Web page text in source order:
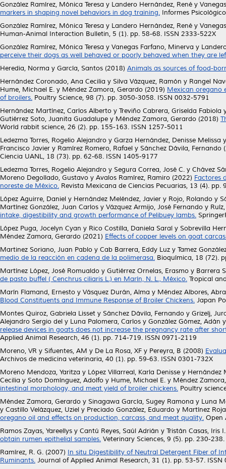
González Ramírez, Mónica Teresa y Landero Hernández, René y
markers in shaping novel behaviors in dog training. Informes
González Ramírez, Mónica Teresa y Landero Hernández, René y
Human-Animal Interaction Bulletin, 5 (1). pp. 58-68. ISSN 2333-522X
González Ramírez, Mónica Teresa y Vanegas Farfano, Minerva y
perceive their dogs as well behaved or poorly behaved when they are
Heredia, Norma y García, Santos (2018) Animals as sources of food-
Hernández Coronado, Ana Cecilia y Silva Vázquez, Ramón y Rangel
Hume, Michael E. y Méndez Zamora, Gerardo (2019) Mexican oregano
of broilers. Poultry Science, 98 (7). pp. 3050-3058. ISSN 0032-5791
Hernández Martínez, Carlos Alberto y Treviño Cabrera, Griselda Fabiola
Gutiérrez Soto, Juanita Guadalupe y Méndez Zamora, Gerardo (2018)
World rabbit science, 26 (2). pp. 155-163. ISSN 1257-5011
Ledezma Torres, Rogelio Alejandro y Garza Hernández, Denisse Melissa
Francisco Javier y Ramírez Romero, Rafael y Sánchez Dávila, Fernando
Ciencia UANL, 18 (73). pp. 62-68. ISSN 1405-9177
Ledezma Torres, Rogelio Alejandro y Segura Correa, José C. y Chávez
Moreno Degollado, Gustavo y Avalos Ramírez, Ramiro (2022) Factores
noreste de México. Revista Mexicana de Ciencias Pecuarias, 13 (4).
López Aguirre, Daniel y Hernández Meléndez, Javier y Rojo, Rolando y
Martínez González, Juan Carlos y Vázquez Armijo, José Fernando y
intake, digestibility and growth performance of Pelibuey lambs.
López Puga, Jocelyn Cyan y Rico Costilla, Daniela Saraí y Sobrevilla
Méndez Zamora, Gerardo (2021) Effects of copper levels on goat
Martinez Soriano, Juan Pablo y Cab Barrera, Eddy Luz y Tamez
medio de la reacción en cadena de la polimerasa. Bioquímica, 18 (72).
Martínez López, José Romualdo y Gutiérrez Ornelas, Erasmo y Barrera
de pasto buffel ( Cenchrus ciliaris L.) en Marín, N. L., México. Tropical
Marín Flamand, Ernesto y Vásquez Durán, Alma y Méndez Albores,
Blood Constituents and Immune Response of Broiler Chickens. Japan
Montes Quiroz, Gabriela Lisset y Sánchez Dávila, Fernando y Grizelj,
Alejandro Sergio del y Luna Palomera, Carlos y González Gómez, Adán
release devices in goats does not increase the pregnancy rate after
Applied Animal Research, 46 (1). pp. 714-719. ISSN 0971-2119
Moreno, VR y Sifuentes, AM y De La Rosa, XF y Pereyra, B (2008)
Archivos de medicina veterinaria, 40 (1). pp. 59-63. ISSN 0301-732X
Moreno Mendoza, Yaritza y López Villarreal, Karla Denisse y Hernández
Cecilia y Soto Domínguez, Adolfo y Hume, Michael E. y Méndez
intestinal morphology, and meat yield of broiler chickens. Poultry
Méndez Zamora, Gerardo y Sinagawa García, Sugey Ramona y Luna
y Castillo Velázquez, Uziel y Preciado González, Eduardo y Martínez
oregano oil and effects on production, carcass, and meat quality. Open
Ramos Zayas, Yareellys y Cantú Reyes, Saúl Adrián y Tristán Casas, Iris I.
obtain rumen epithelial samples. Veterinary Sciences, 9 (5). pp. 230-
Ramírez, R. G. (2007) In situ Digestibility of Neutral Detergent Fiber of
Ruminants. Journal of Applied Animal Research, 31 (1). pp. 53-57. ISSN